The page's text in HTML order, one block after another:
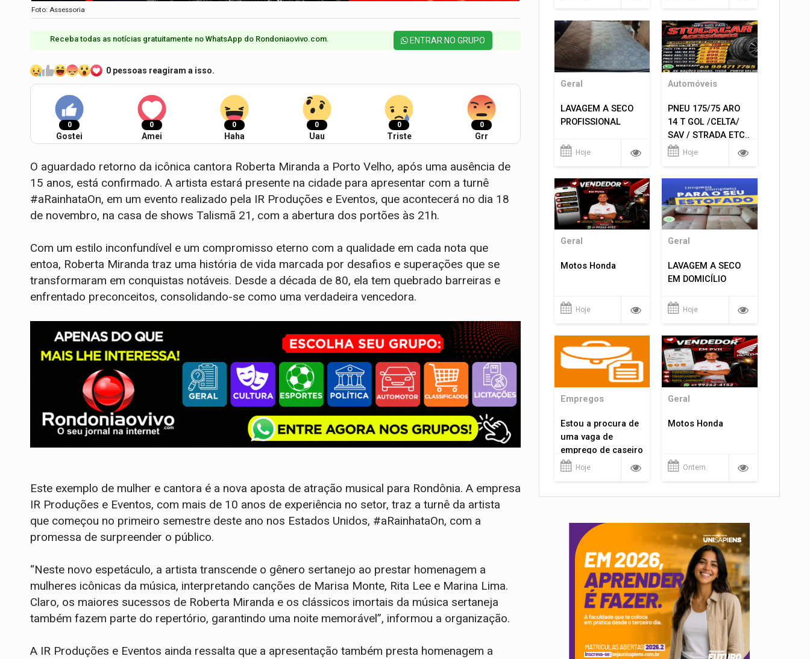
Foto: Assessoria
Receba todas as notícias gratuitamente no WhatsApp do Rondoniaovivo.com.​ ENTRAR NO GRUPO
0 pessoas reagiram a isso.
0
Gostei
0
Amei
0
Haha
0
Uau
0
Triste
0
Grr
O aguardado retorno da icônica cantora Roberta Miranda a Porto Velho, após uma ausência de
15 anos, está confirmado. A artista estará presente na cidade para apresentar com a turnê
#aRainhataOn, em um evento realizado pela IR Produções e Eventos, que acontecerá no dia 18
de novembro, na casa de shows Talismã 21, com a abertura dos portões às 21h.
Com um estilo inconfundível e um compromisso eterno com a qualidade em cada nota que
entoa, Roberta Miranda traz uma história de vida marcada por desafios e superações que se
transformaram em conquistas notáveis. Desde a década de 80, ela tem quebrado barreiras e
enfrentado preconceitos, consolidando-se como uma verdadeira vencedora.
Este exemplo de mulher e cantora é a nova aposta de atração musical para Rondônia. A empresa
IR Produções e Eventos, com mais de 10 anos de experiência no setor, traz a turnê da artista
que começou no primeiro semestre deste ano nos Estados Unidos, #aRainhataOn, com a
promessa de surpreender o público.
“Neste novo espetáculo, a artista transcende o gênero sertanejo ao prestar homenagem a
mulheres icônicas da música, interpretando canções de Marisa Monte, Rita Lee e Marina Lima.
Claro, os maiores sucessos de Roberta Miranda e os clássicos imortais da música sertaneja
também fazem parte do repertório, garantindo uma noite memorável”, informou a organização.
A IR Produções e Eventos ainda ressalta que a apresentação também presta homenagem a
Geral
LAVAGEM A SECO
PROFISSIONAL
Hoje
Automóveis
PNEU 175/75 ARO
14 T GOL /CELTA/
SAV / STRADA ETC..
R$ 219,99
Hoje
Geral
Motos Honda
Hoje
Geral
LAVAGEM A SECO
EM DOMICÍLIO
Hoje
Empregos
Estou a procura de
uma vaga de
emprego de caseiro
em porto velho
Hoje
Geral
Motos Honda
Ontem